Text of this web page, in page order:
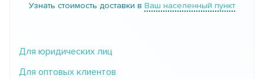
Узнать стоимость доставки в Ваш населенный пункт
Для юридических лиц
Для оптовых клиентов